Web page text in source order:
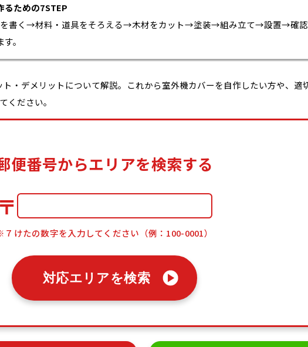
るための7STEP
を書く→材料・道具をそろえる→木材をカット→塗装→組み立て→設置→確認
。
・デメリットについて解説。これから室外機カバーを自作したい方や、適
ください。
便番号からエリアを検索する
〒
けたの数字を入力してください（例：100-0001）
対応エリアを検索